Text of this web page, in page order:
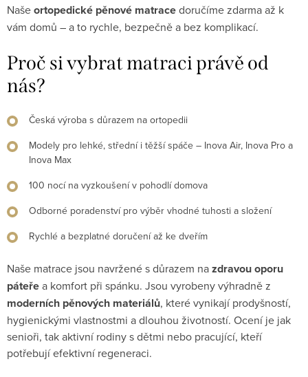
Našeortopedické pěnové matracedoručíme zdarma až k
vám domů – a to rychle, bezpečně a bez komplikací.
Proč si vybrat matraci právě od
nás?
Česká výroba s důrazem na ortopedii
Modely pro lehké, střední i těžší spáče – Inova Air, Inova Pro a
Inova Max
100 nocí na vyzkoušení v pohodlí domova
Odborné poradenství pro výběr vhodné tuhosti a složení
Rychlé a bezplatné doručení až ke dveřím
Naše matrace jsou navržené s důrazem nazdravou oporu
páteřea komfort při spánku. Jsou vyrobeny výhradně z
moderních pěnových materiálů, které vynikají prodyšností,
hygienickými vlastnostmi a dlouhou životností. Ocení je jak
senioři, tak aktivní rodiny s dětmi nebo pracující, kteří
potřebují efektivní regeneraci.